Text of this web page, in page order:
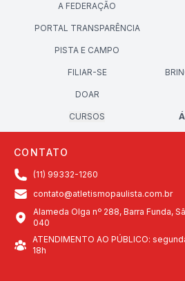
A FEDERAÇÃO
PORTAL TRANSPARÊNCIA
PISTA E CAMPO
FILIAR-SE
DOAR
CURSOS
CONTATO
(11) 99332-1260
contato@atletismopaulista.com.br
Alameda Olga nº 288, Barra Funda,
040
ATENDIMENTO AO PÚBLICO:
18h